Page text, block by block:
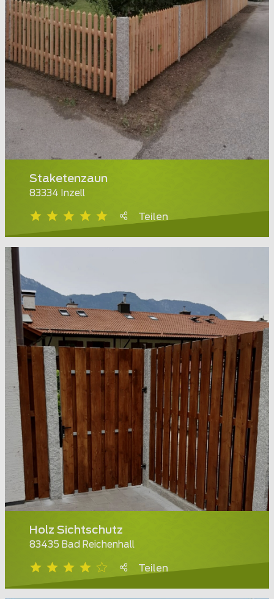
Staketenzaun
83334 Inzell
Teilen
Holz Sichtschutz
83435 Bad Reichenhall
Teilen